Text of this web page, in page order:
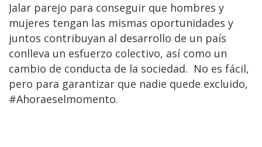
Jalar parejo para conseguir que hombres y
mujeres tengan las mismas oportunidades y
juntos contribuyan al desarrollo de un país
conlleva un esfuerzo colectivo, así como un
cambio de conducta de la sociedad. No es fácil,
pero para garantizar que nadie quede excluido,
#Ahoraeselmomento.